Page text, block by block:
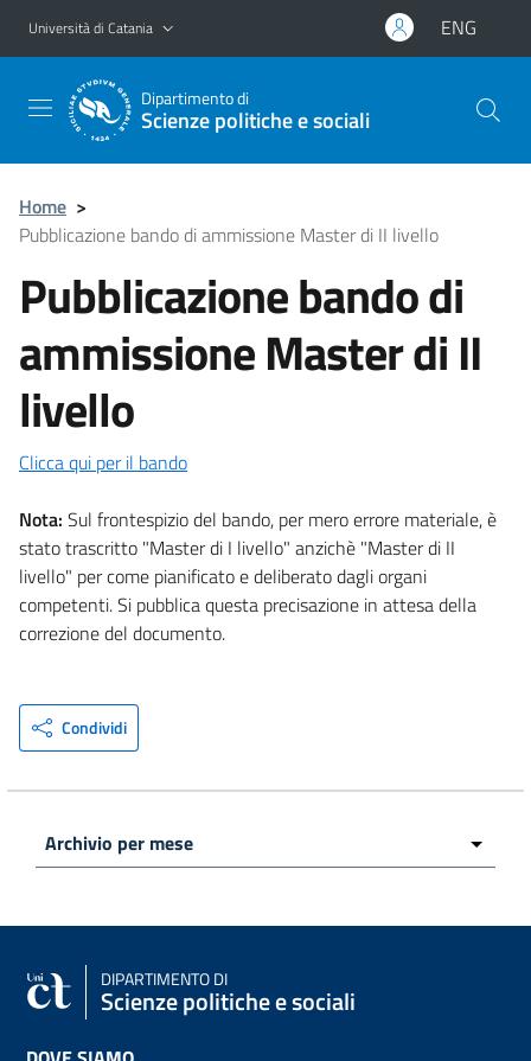
Vai al contenuto principale
Vai al menu di navigazione
Università di Catania ENG
Dipartimento di
Scienze politiche e sociali
Home >
Pubblicazione bando di ammissione Master di II livello
Pubblicazione bando di
ammissione Master di II
livello
Clicca qui per il bando
Nota: Sul frontespizio del bando, per mero errore materiale, è
stato trascritto "Master di I livello" anzichè "Master di II
livello" per come pianificato e deliberato dagli organi
competenti. Si pubblica questa precisazione in attesa della
correzione del documento.
Condividi
DIPARTIMENTO DI
Scienze politiche e sociali